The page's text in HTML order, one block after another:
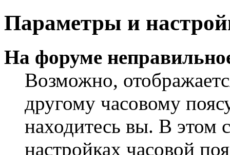
Параметры и
На форуме
Возможно,
другому часовому
находитесь вы. В этом
настройках часовой